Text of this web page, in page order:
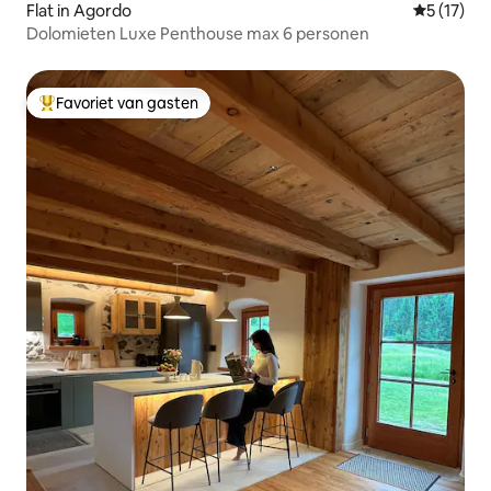
Flat in Agordo
5 (17)
Dolomieten Luxe Penthouse max 6 personen
Topfavoriet van gasten
Favoriet van gasten